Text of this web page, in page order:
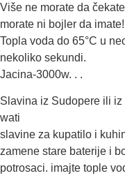
Više ne morate da
morate ni bojler da imate!
Topla voda do 65°C u
nekoliko sekundi.
Jacina-3000w. . .
Slavina iz Sudopere ili
wati
slavine za kupatilo i
zamene stare baterije i
potrosaci. imajte tople